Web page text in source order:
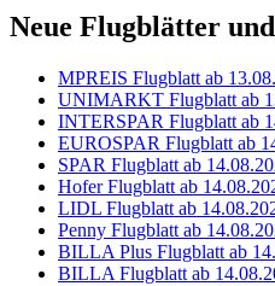
Neue Flugblätter
MPREIS Flugblatt ab
UNIMARKT Flugblatt ab
INTERSPAR Flugblatt ab
EUROSPAR Flugblatt ab
SPAR Flugblatt ab
Hofer Flugblatt ab
LIDL Flugblatt ab
Penny Flugblatt ab
BILLA Plus Flugblatt ab
BILLA Flugblatt ab